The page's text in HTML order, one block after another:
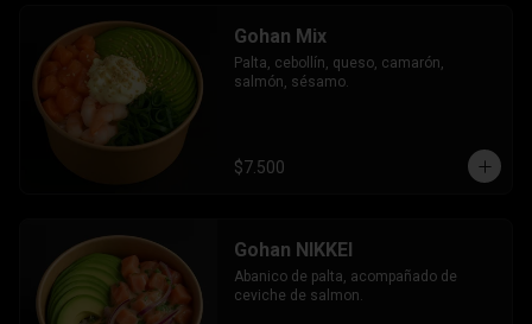
Gohan Mix
Palta, cebollín, queso, camarón,
salmón, sésamo.
$7.500
Gohan NIKKEI
Abanico de palta, acompañado de
ceviche de salmon.